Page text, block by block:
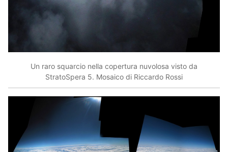
Un raro squarcio nella copertura nuvolosa visto da
StratoSpera 5. Mosaico di Riccardo Rossi